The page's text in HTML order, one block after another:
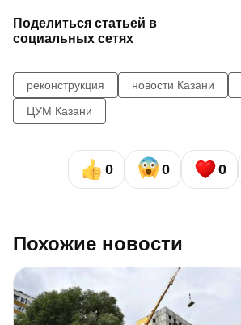
Поделиться статьей в
социальных сетях
реконструкция новости Казани
ЦУМ Казани
0 0 0
Похожие новости